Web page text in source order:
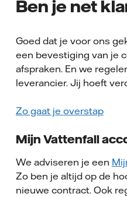
Ben je net
Goed dat je voor ons
een bevestiging van je
afspraken. En we
leverancier. Jij hoeft
Zo gaat je overstap
Mijn Vattenfall
We adviseren je een
Zo ben je altijd op de
nieuwe contract. Ook